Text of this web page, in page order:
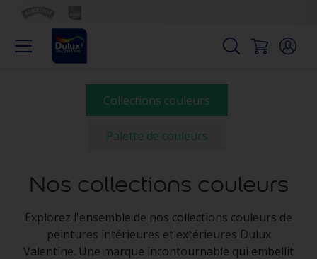
Collections couleurs
Palette de couleurs
Nos collections couleurs
Explorez l'ensemble de nos collections couleurs de
peintures intérieures et extérieures Dulux
Valentine. Une marque incontournable qui embellit